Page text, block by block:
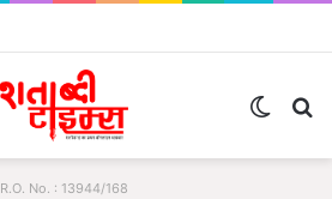
R.O. No. : 13944/168